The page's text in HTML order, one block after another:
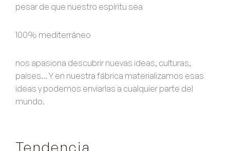
pesar de que nuestro espíritu sea
100% mediterráneo
nos apasiona descubrir nuevas ideas, culturas,
países… Y en nuestra fábrica materializamos esas
ideas y podemos enviarlas a cualquier parte del
mundo.
Tendencia